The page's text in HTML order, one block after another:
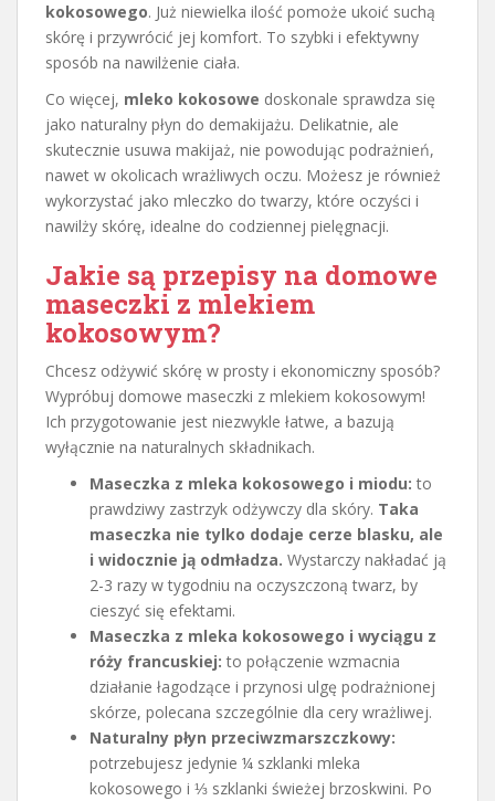
kokosowego. Już niewielka ilość pomoże ukoić suchą
skórę i przywrócić jej komfort. To szybki i efektywny
sposób na nawilżenie ciała.
Co więcej, mleko kokosowe doskonale sprawdza się
jako naturalny płyn do demakijażu. Delikatnie, ale
skutecznie usuwa makijaż, nie powodując podrażnień,
nawet w okolicach wrażliwych oczu. Możesz je również
wykorzystać jako mleczko do twarzy, które oczyści i
nawilży skórę, idealne do codziennej pielęgnacji.
Jakie są przepisy na domowe
maseczki z mlekiem
kokosowym?
Chcesz odżywić skórę w prosty i ekonomiczny sposób?
Wypróbuj domowe maseczki z mlekiem kokosowym!
Ich przygotowanie jest niezwykle łatwe, a bazują
wyłącznie na naturalnych składnikach.
Maseczka z mleka kokosowego i miodu: to
prawdziwy zastrzyk odżywczy dla skóry. Taka
maseczka nie tylko dodaje cerze blasku, ale
i widocznie ją odmładza. Wystarczy nakładać ją
2-3 razy w tygodniu na oczyszczoną twarz, by
cieszyć się efektami.
Maseczka z mleka kokosowego i wyciągu z
róży francuskiej: to połączenie wzmacnia
działanie łagodzące i przynosi ulgę podrażnionej
skórze, polecana szczególnie dla cery wrażliwej.
Naturalny płyn przeciwzmarszczkowy:
potrzebujesz jedynie ¼ szklanki mleka
kokosowego i ⅓ szklanki świeżej brzoskwini. Po